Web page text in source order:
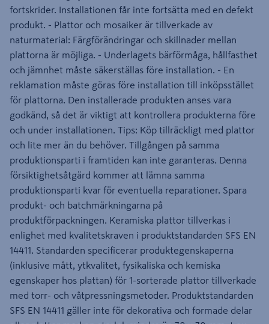
fortskrider. Installationen får inte fortsätta med en defekt
produkt. - Plattor och mosaiker är tillverkade av
naturmaterial: Färgförändringar och skillnader mellan
plattorna är möjliga. - Underlagets bärförmåga, hållfasthet
och jämnhet måste säkerställas före installation. - En
reklamation måste göras före installation till inköpsstället
för plattorna. Den installerade produkten anses vara
godkänd, så det är viktigt att kontrollera produkterna före
och under installationen. Tips: Köp tillräckligt med plattor
och lite mer än du behöver. Tillgången på samma
produktionsparti i framtiden kan inte garanteras. Denna
försiktighetsåtgärd kommer att lämna samma
produktionsparti kvar för eventuella reparationer. Spara
produkt- och batchmärkningarna på
produktförpackningen. Keramiska plattor tillverkas i
enlighet med kvalitetskraven i produktstandarden SFS EN
14411. Standarden specificerar produktegenskaperna
(inklusive mått, ytkvalitet, fysikaliska och kemiska
egenskaper hos plattan) för 1-sorterade plattor tillverkade
med torr- och våtpressningsmetoder. Produktstandarden
SFS EN 14411 gäller inte för dekorativa och formade delar